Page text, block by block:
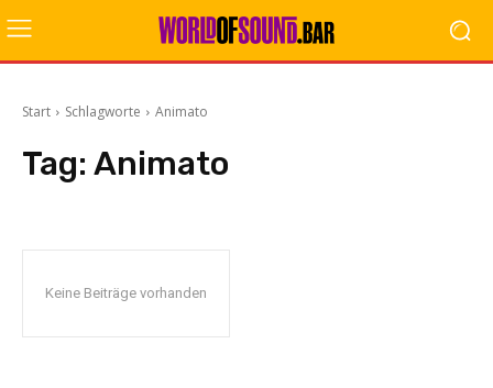
Start Schlagworte Animato
Tag: Animato
Keine Beiträge vorhanden